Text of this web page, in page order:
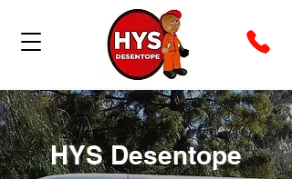
HYS Desentope